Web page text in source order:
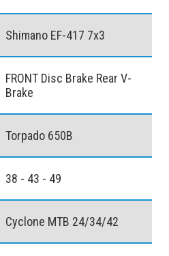
Shimano EF-417 7x3
FRONT Disc Brake Rear V-
Brake
Torpado 650B
38 - 43 - 49
Cyclone MTB 24/34/42